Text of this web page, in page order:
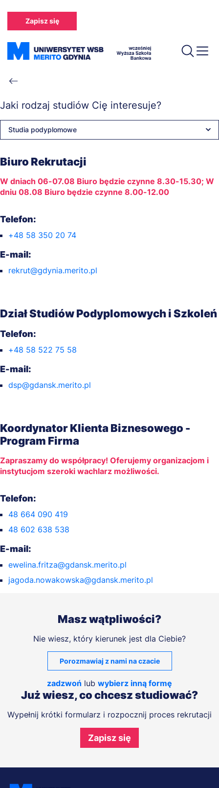
treści
Zapisz się
Ścieżka
nawigacyjna
Jaki rodzaj studiów Cię interesuje?
Studia podyplomowe
Biuro Rekrutacji
W dniach 06-07.08 Biuro będzie czynne 8.30-15.30; W
dniu 08.08 Biuro będzie czynne 8.00-12.00
Telefon:
+48 58 350 20 74
E-mail:
rekrut@gdynia.merito.pl
Dział Studiów Podyplomowych i Szkoleń
Telefon:
+48 58 522 75 58
E-mail:
dsp@gdansk.merito.pl
Koordynator Klienta Biznesowego -
Program Firma
Zapraszamy do współpracy! Oferujemy organizacjom i
instytucjom szeroki wachlarz możliwości.
Telefon:
48 664 090 419
48 602 638 538
E-mail:
ewelina.fritza@gdansk.merito.pl
jagoda.nowakowska@gdansk.merito.pl
Masz wątpliwości?
Nie wiesz, który kierunek jest dla Ciebie?
Porozmawiaj z nami na czacie
zadzwoń lub wybierz inną formę
Już wiesz, co chcesz studiować?
Wypełnij krótki formularz i rozpocznij proces rekrutacji
Zapisz się